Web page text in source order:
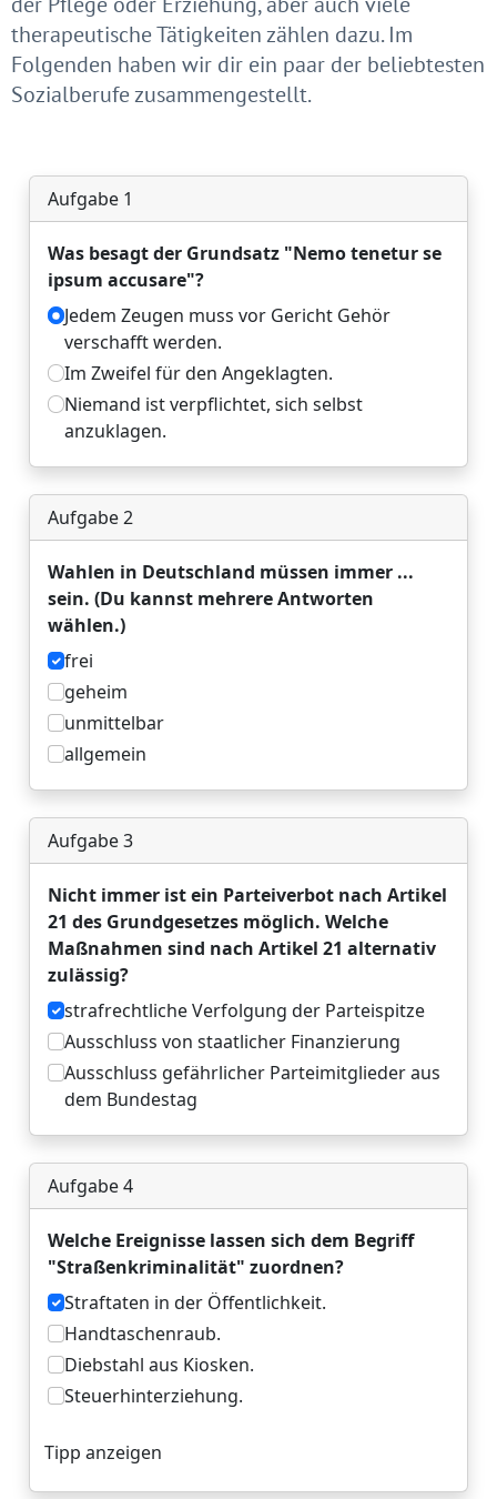
therapeutische Tätigkeiten zählen dazu. Im
Folgenden haben wir dir ein paar der beliebtesten
Sozialberufe zusammengestellt.